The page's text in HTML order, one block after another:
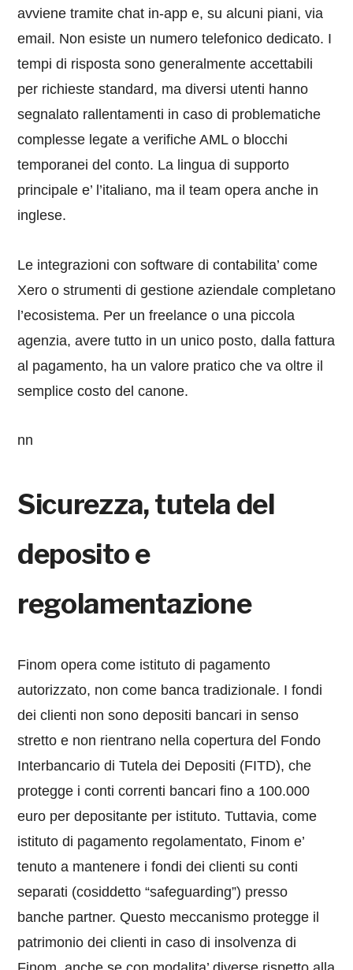
avviene tramite chat in-app e, su alcuni piani, via
email. Non esiste un numero telefonico dedicato. I
tempi di risposta sono generalmente accettabili
per richieste standard, ma diversi utenti hanno
segnalato rallentamenti in caso di problematiche
complesse legate a verifiche AML o blocchi
temporanei del conto. La lingua di supporto
principale e’ l’italiano, ma il team opera anche in
inglese.
Le integrazioni con software di contabilita’ come
Xero o strumenti di gestione aziendale completano
l’ecosistema. Per un freelance o una piccola
agenzia, avere tutto in un unico posto, dalla fattura
al pagamento, ha un valore pratico che va oltre il
semplice costo del canone.
nn
Sicurezza, tutela del
deposito e
regolamentazione
Finom opera come istituto di pagamento
autorizzato, non come banca tradizionale. I fondi
dei clienti non sono depositi bancari in senso
stretto e non rientrano nella copertura del Fondo
Interbancario di Tutela dei Depositi (FITD), che
protegge i conti correnti bancari fino a 100.000
euro per depositante per istituto. Tuttavia, come
istituto di pagamento regolamentato, Finom e’
tenuto a mantenere i fondi dei clienti su conti
separati (cosiddetto “safeguarding”) presso
banche partner. Questo meccanismo protegge il
patrimonio dei clienti in caso di insolvenza di